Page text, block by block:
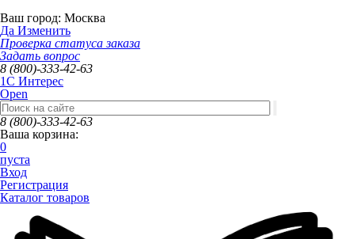
Ваш город: Москва
Да Изменить
Проверка статуса заказа
Задать вопрос
8 (800)-333-42-63
1C Интерес
Open
8 (800)-333-42-63
Ваша корзина:
0
пуста
Вход
Регистрация
Каталог товаров